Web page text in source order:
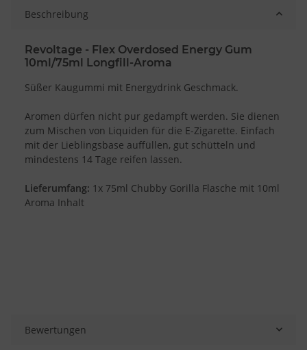
Beschreibung
Revoltage - Flex Overdosed Energy Gum
10ml/75ml Longfill-Aroma
Süßer Kaugummi mit Energydrink Geschmack.
Aromen dürfen nicht pur gedampft werden. Sie dienen
zum Mischen von Liquiden für die E-Zigarette. Einfach
mit der Lieblingsbase auffüllen, gut schütteln und
mindestens 14 Tage reifen lassen.
Lieferumfang: 1x 75ml Chubby Gorilla Flasche mit 10ml
Aroma Inhalt
Bewertungen